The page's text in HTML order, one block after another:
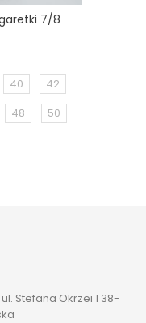
7/8
40
42
48 50
ul. Stefana Okrzei 1 38-